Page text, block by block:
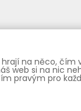
na něco, čím
web si na nic
pravým pro